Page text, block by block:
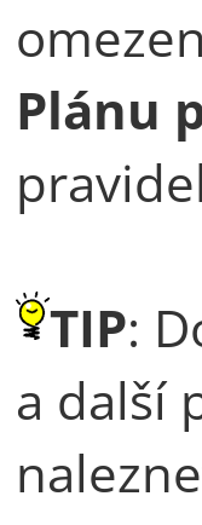
Plánu
TIP:
a další